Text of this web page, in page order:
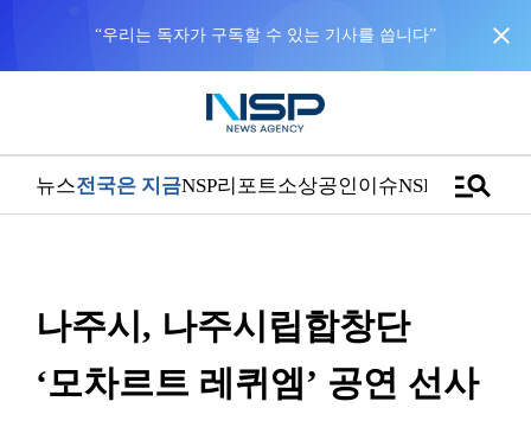
“우리는 독자가 구독할 수 있는 기사를 씁니다” close
뉴스전국은 지금NSP리포트소상공인이슈NSPTVmanage_search
나주시, 나주시립합창단
‘모차르트 레퀴엠’ 공연 선사